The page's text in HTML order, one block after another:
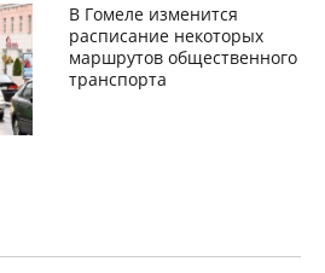
В Гомеле изменится
расписание некоторых
маршрутов общественного
транспорта